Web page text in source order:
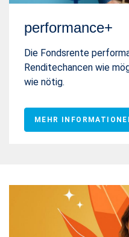
performance+
Die Fondsrente
Renditechancen wie
wie nötig.
MEHR